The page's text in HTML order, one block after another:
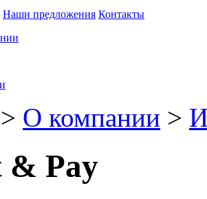
Наши предложения Контакты
> О компании >
& Pay